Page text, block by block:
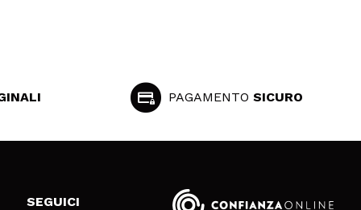
PAGAMENTO SICURO
SEGUICI